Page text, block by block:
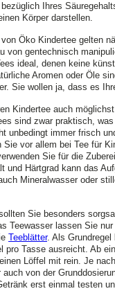
Ihres
Körper darstellen.
Öko Kindertee gelten
von gentechnisch
ideal, denen keine
Aromen oder Öle
Sie wollen ja, dass es
Kindertee auch
sind zwar praktisch,
unbedingt immer frisch
vor allem bei Tee für
Sie für die
und Härtgrad kann das
Mineralwasser oder
Sie besonders
Teewasser lassen Sie
Teeblätter. Als
pro Tasse ausreicht. Ab
Löffel mit rein. Je
von der
erst einmal testen